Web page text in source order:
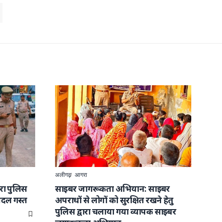
पुलिस
गस्त
अलीगढ़ आगरा
साइबर जागरूकता अभियान: साइबर
अपराधों से लोगों को सुरक्षित रखने हेतु
पुलिस द्वारा चलाया गया व्यापक साइबर